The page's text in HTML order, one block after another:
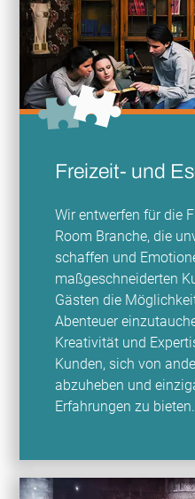
Freizeit- und
Wir entwerfen für die
Room Branche, die
schaffen und
maßgeschneiderten
Gästen die
Abenteuer
Kreativität und
Kunden, sich von
abzuheben und
Erfahrungen zu bieten.